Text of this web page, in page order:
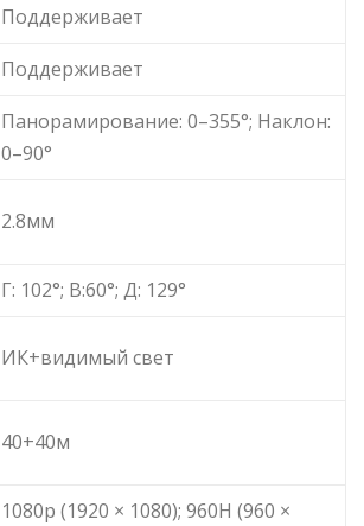
Поддерживает
Поддерживает
Панорамирование: 0–355°; Наклон:
0–90°
2.8мм
Г: 102°; В:60°; Д: 129°
ИК+видимый свет
40+40м
1080p (1920 × 1080); 960H (960 ×